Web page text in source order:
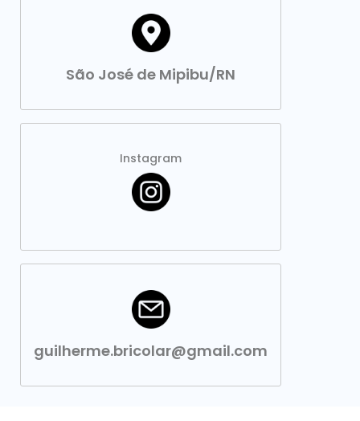
São José de Mipibu/RN
Instagram
guilherme.bricolar@gmail.com